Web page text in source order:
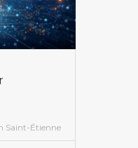
Saint-Étienne